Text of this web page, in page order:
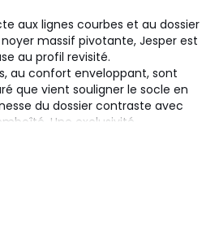
aux lignes courbes et au dossier
massif pivotante, Jesper est
au profil revisité.
au confort enveloppant, sont
que vient souligner le socle en
du dossier contraste avec
Une exclusivité